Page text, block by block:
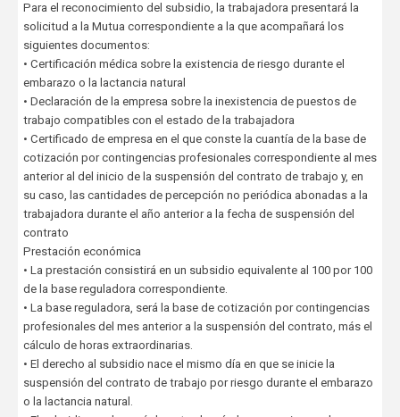
Para el reconocimiento del subsidio, la trabajadora presentará la
solicitud a la Mutua correspondiente a la que acompañará los
siguientes documentos:
• Certificación médica sobre la existencia de riesgo durante el
embarazo o la lactancia natural
• Declaración de la empresa sobre la inexistencia de puestos de
trabajo compatibles con el estado de la trabajadora
• Certificado de empresa en el que conste la cuantía de la base de
cotización por contingencias profesionales correspondiente al mes
anterior al del inicio de la suspensión del contrato de trabajo y, en
su caso, las cantidades de percepción no periódica abonadas a la
trabajadora durante el año anterior a la fecha de suspensión del
contrato
Prestación económica
• La prestación consistirá en un subsidio equivalente al 100 por 100
de la base reguladora correspondiente.
• La base reguladora, será la base de cotización por contingencias
profesionales del mes anterior a la suspensión del contrato, más el
cálculo de horas extraordinarias.
• El derecho al subsidio nace el mismo día en que se inicie la
suspensión del contrato de trabajo por riesgo durante el embarazo
o la lactancia natural.